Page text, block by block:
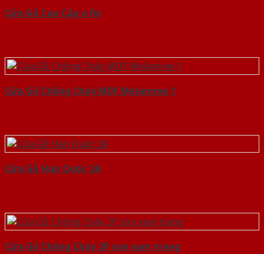
Cửa Gỗ Cao Cấp o fix
Cửa Gỗ Chống Cháy MDF Melamine 1
Cửa Gỗ Hàn Quốc 3A
Cửa Gỗ Chống Cháy 2P son xam trang